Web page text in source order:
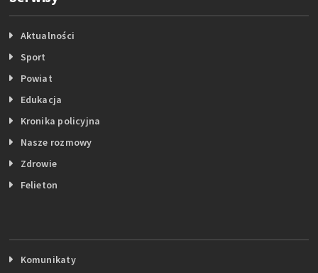
Aktualności
Sport
Powiat
Edukacja
Kronika policyjna
Nasze rozmowy
Zdrowie
Felieton
Komunikaty